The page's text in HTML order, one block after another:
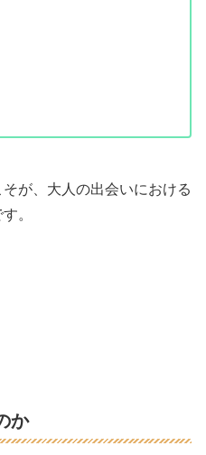
が、大人の出会いにおける
。
か